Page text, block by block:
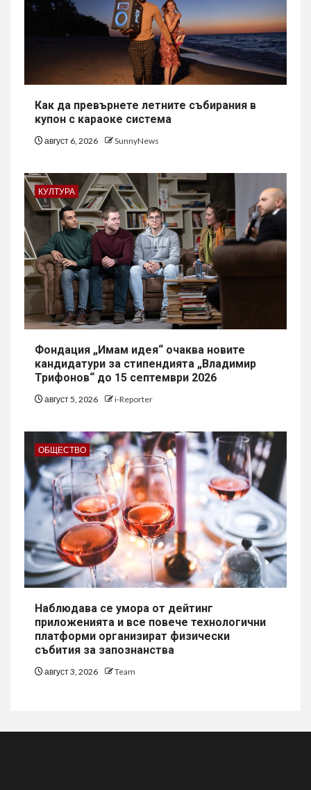
Как да превърнете летните събирания в
купон с караоке система
август 6, 2026 SunnyNews
КУЛТУРА
Фондация „Имам идея“ очаква новите
кандидатури за стипендията „Владимир
Трифонов“ до 15 септември 2026
август 5, 2026 i-Reporter
ОБЩЕСТВО
Наблюдава се умора от дейтинг
приложенията и все повече технологични
платформи организират физически
събития за запознанства
август 3, 2026 Team